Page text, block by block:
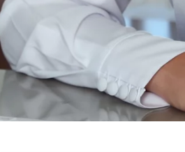
AGENDAR